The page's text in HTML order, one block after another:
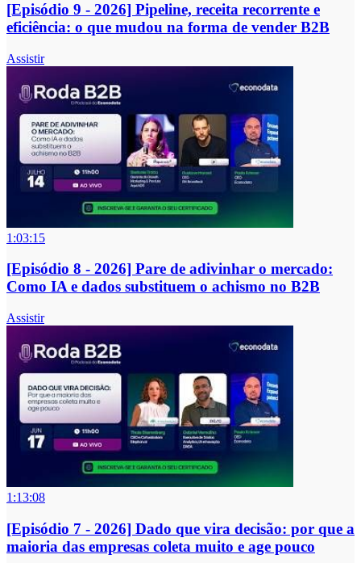
[Episódio 9 - 2026] Pipeline, receita recorrente e
eficiência: o que mudou na forma de vender B2B
Assistir
1:03:15
[Episódio 8 - 2026] Pare de adivinhar o mercado:
Como IA e dados substituem o achismo no B2B
Assistir
1:13:08
[Episódio 7 - 2026] Dado que vira decisão: por que a
maioria das empresas coleta muito e age pouco